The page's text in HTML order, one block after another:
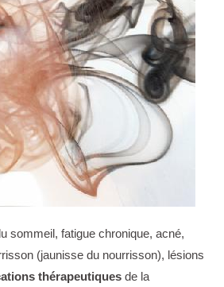
sommeil, fatigue chronique, acné,
(jaunisse du nourrisson), lésions
thérapeutiques de la